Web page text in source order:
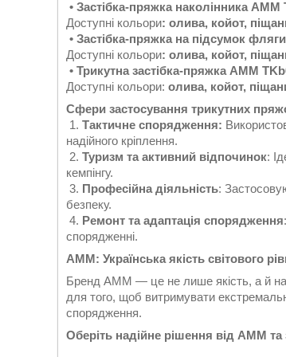
• Застібка-пряжка наколінника AMM
Доступні кольори: олива, койот,
• Застібка-пряжка на підсумок
Доступні кольори: олива, койот,
• Трикутна застібка-пряжка AMM
Доступні кольори: олива, койот,
Сфери застосування трикутних
1. Тактичне спорядження:
надійного кріплення.
2. Туризм та активний відпочинок:
кемпінгу.
3. Професійна діяльність:
безпеку.
4. Ремонт та адаптація спорядження
спорядженні.
AMM: Українська якість світового
Бренд AMM — це не лише якість, а й
для того, щоб витримувати
спорядження.
Оберіть надійне рішення від AMM